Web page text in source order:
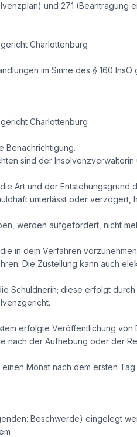
und 271 (Beantragung
Charlottenburg
im Sinne des § 160
Charlottenburg
Benachrichtigung.
sind der
Art und der Entstehungsgrund
unterlässt oder verzögert,
werden aufgefordert, nicht
in dem Verfahren
Die Zustellung kann auch
Schuldnerin; diese erfolgt
erfolgte Veröffentlichung
nach der Aufhebung oder der
Monat nach dem ersten
Beschwerde) eingelegt